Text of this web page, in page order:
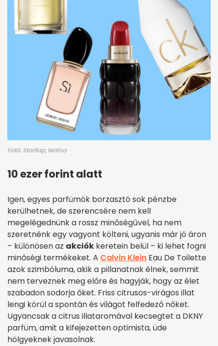
Fotó: Startlap, Notino
10 ezer forint alatt
Igen, egyes parfümök borzasztó sok pénzbe
kerülhetnek, de szerencsére nem kell
megelégednünk a rossz minőségűvel, ha nem
szeretnénk egy vagyont költeni, ugyanis már jó áron
– különösen az akciók keretein belül – ki lehet fogni
minőségi termékeket. A Calvin Klein Eau De Toilette
azok szimbóluma, akik a pillanatnak élnek, semmit
nem terveznek meg előre és hagyják, hogy az élet
szabadon sodorja őket. Friss citrusos-virágos illat
lengi körül a spontán és világot felfedező nőket.
Ugyancsak a citrus illataromával kecsegtet a DKNY
parfüm, amit a kifejezetten optimista, üde
hölgyeknek javasolnak.